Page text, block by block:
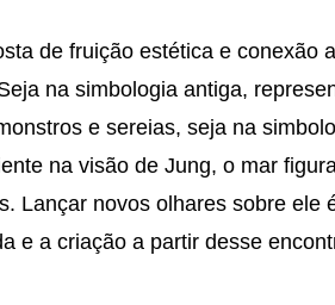
de fruição estética e conexão
na simbologia antiga,
e sereias, seja na
na visão de Jung, o mar
Lançar novos olhares sobre ele
e a criação a partir desse